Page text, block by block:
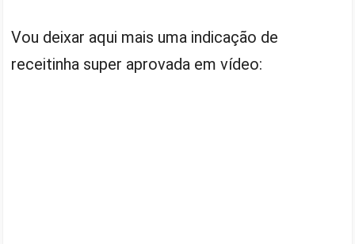
Vou deixar aqui mais uma indicação de
receitinha super aprovada em vídeo: